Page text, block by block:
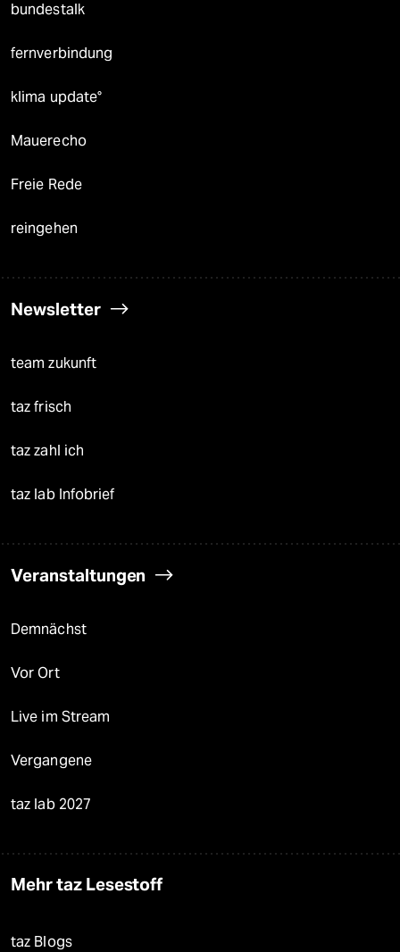
bundestalk
fernverbindung
klima update°
Mauerecho
Freie Rede
reingehen
Newsletter
team zukunft
taz frisch
taz zahl ich
taz lab Infobrief
Veranstaltungen
Demnächst
Vor Ort
Live im Stream
Vergangene
taz lab 2027
Mehr taz Lesestoff
taz Blogs